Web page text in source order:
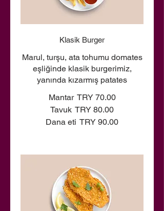
Klasik Burger
Marul, turşu, ata tohumu domates
eşliğinde klasik burgerimiz,
yanında kızarmış patates
Mantar TRY 70.00
Tavuk TRY 80.00
Dana eti TRY 90.00